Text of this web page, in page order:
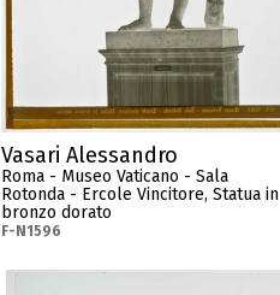
Vasari Alessandro
Roma - Museo Vaticano - Sala
Rotonda - Ercole Vincitore, Statua in
bronzo dorato
F-N1596